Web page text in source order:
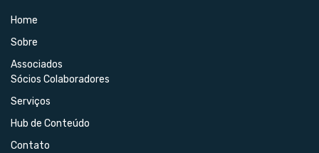
Home
Sobre
Associados
Sócios Colaboradores
Serviços
Hub de Conteúdo
Contato